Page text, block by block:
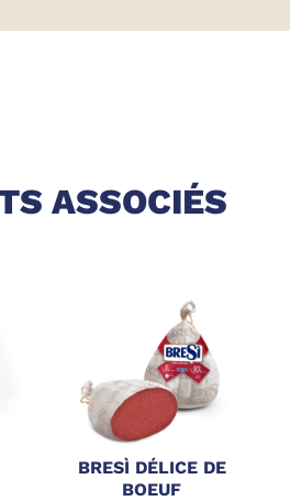
ASSOCIÉS
BRESÌ DÉLICE DE
BOEUF